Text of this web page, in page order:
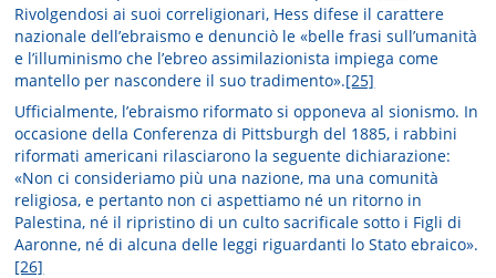
Rivolgendosi ai suoi correligionari, Hess difese il carattere
nazionale dell’ebraismo e denunciò le «belle frasi sull’umanità
e l’illuminismo che l’ebreo assimilazionista impiega come
mantello per nascondere il suo tradimento».[25]
Ufficialmente, l’ebraismo riformato si opponeva al sionismo. In
occasione della Conferenza di Pittsburgh del 1885, i rabbini
riformati americani rilasciarono la seguente dichiarazione:
«Non ci consideriamo più una nazione, ma una comunità
religiosa, e pertanto non ci aspettiamo né un ritorno in
Palestina, né il ripristino di un culto sacrificale sotto i Figli di
Aaronne, né di alcuna delle leggi riguardanti lo Stato ebraico».
[26]